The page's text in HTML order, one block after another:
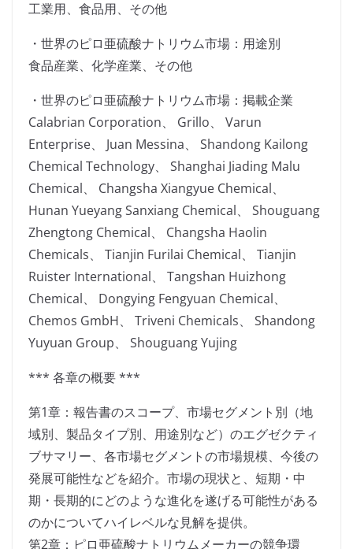
工業用、食品用、その他
・世界のピロ亜硫酸ナトリウム市場：用途別
食品産業、化学産業、その他
・世界のピロ亜硫酸ナトリウム市場：掲載企業
Calabrian Corporation、 Grillo、 Varun
Enterprise、 Juan Messina、 Shandong Kailong
Chemical Technology、 Shanghai Jiading Malu
Chemical、 Changsha Xiangyue Chemical、
Hunan Yueyang Sanxiang Chemical、 Shouguang
Zhengtong Chemical、 Changsha Haolin
Chemicals、 Tianjin Furilai Chemical、 Tianjin
Ruister International、 Tangshan Huizhong
Chemical、 Dongying Fengyuan Chemical、
Chemos GmbH、 Triveni Chemicals、 Shandong
Yuyuan Group、 Shouguang Yujing
*** 各章の概要 ***
第1章：報告書のスコープ、市場セグメント別（地
域別、製品タイプ別、用途別など）のエグゼクティ
ブサマリー、各市場セグメントの市場規模、今後の
発展可能性などを紹介。市場の現状と、短期・中
期・長期的にどのような進化を遂げる可能性がある
のかについてハイレベルな見解を提供。
第2章：ピロ亜硫酸ナトリウムメーカーの競争環